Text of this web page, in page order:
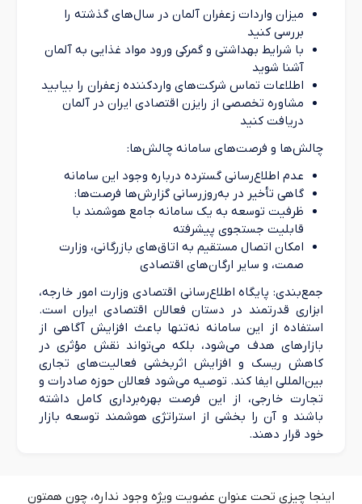
میزان واردات زعفران آلمان در سال‌های گذشته را
بررسی کنید
با شرایط بهداشتی و گمرکی ورود مواد غذایی به آلمان
آشنا شوید
اطلاعات تماس شرکت‌های واردکننده زعفران را بیابید
مشاوره تخصصی از رایزن اقتصادی ایران در آلمان
دریافت کنید
چالش‌ها و فرصت‌های سامانه چالش‌ها:
عدم اطلاع‌رسانی گسترده درباره وجود این سامانه
گاهی تأخیر در به‌روزرسانی گزارش‌ها فرصت‌ها:
ظرفیت توسعه به یک سامانه جامع هوشمند با
قابلیت جستجوی پیشرفته
امکان اتصال مستقیم به اتاق‌های بازرگانی، وزارت
صمت، و سایر ارگان‌های اقتصادی
جمع‌بندی: پایگاه اطلاع‌رسانی اقتصادی وزارت امور خارجه،
ابزاری قدرتمند در دستان فعالان اقتصادی ایران است.
استفاده از این سامانه نه‌تنها باعث افزایش آگاهی از
بازارهای هدف می‌شود، بلکه می‌تواند نقش مؤثری در
کاهش ریسک و افزایش اثربخشی فعالیت‌های تجاری
بین‌المللی ایفا کند. توصیه می‌شود فعالان حوزه صادرات و
تجارت خارجی، از این فرصت بهره‌برداری کامل داشته
باشند و آن را بخشی از استراتژی هوشمند توسعه بازار
خود قرار دهند.
اینجا چیزی تحت عنوان عضویت ویژه وجود نداره، چون همتون